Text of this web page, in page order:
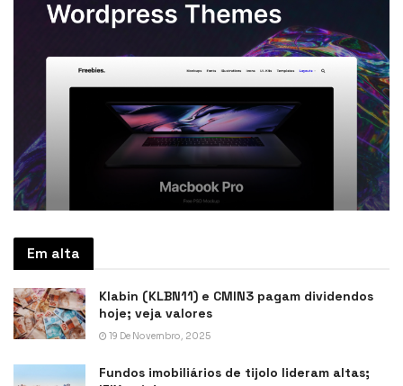
Em alta
Klabin (KLBN11) e CMIN3 pagam dividendos
hoje; veja valores
19 De Novembro, 2025
Fundos imobiliários de tijolo lideram altas;